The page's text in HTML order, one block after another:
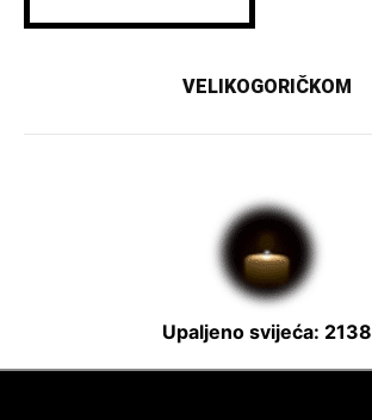
VELIKOGORIČKOM
Upaljeno svijeća: 2138